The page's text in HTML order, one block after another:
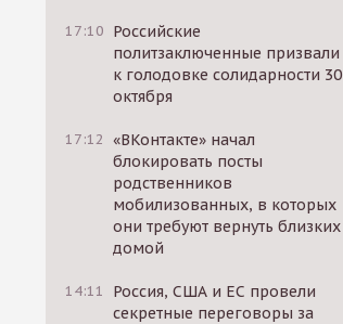
17:10 Российские
политзаключенные призвали
к голодовке солидарности 30
октября
17:12 «ВКонтакте» начал
блокировать посты
родственников
мобилизованных, в которых
они требуют вернуть близких
домой
14:11
Россия, США и ЕС провели
секретные переговоры за